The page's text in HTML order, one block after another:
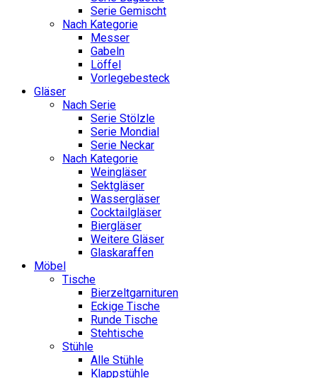
Serie Gemischt
Nach Kategorie
Messer
Gabeln
Löffel
Vorlegebesteck
Gläser
Nach Serie
Serie Stölzle
Serie Mondial
Serie Neckar
Nach Kategorie
Weingläser
Sektgläser
Wassergläser
Cocktailgläser
Biergläser
Weitere Gläser
Glaskaraffen
Möbel
Tische
Bierzeltgarnituren
Eckige Tische
Runde Tische
Stehtische
Stühle
Alle Stühle
Klappstühle